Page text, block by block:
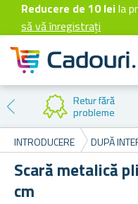
Reducere de 10 leila
să vă înregistrați
Retur fără
probleme
INTRODUCERE
DUPĂ
Scară metalică
cm